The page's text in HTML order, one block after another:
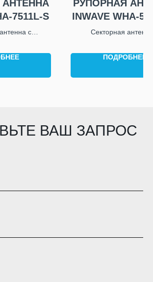
АНТЕННА
7511L-S
с
110 ГГц
РУПОРНАЯ
INWAVE WHA-
Секторная
от 50 ГГц до 75
ПОДРОБНЕЕ
ВАШ ЗАПРОС